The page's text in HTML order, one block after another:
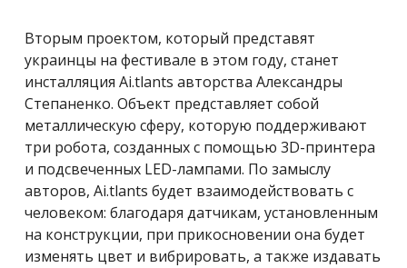
Вторым проектом, который представят
украинцы на фестивале в этом году, станет
инсталляция Ai.tlants авторства Александры
Степаненко. Объект представляет собой
металлическую сферу, которую поддерживают
три робота, созданных с помощью 3D-принтера
и подсвеченных LED-лампами. По замыслу
авторов, Ai.tlants будет взаимодействовать с
человеком: благодаря датчикам, установленным
на конструкции, при прикосновении она будет
изменять цвет и вибрировать, а также издавать